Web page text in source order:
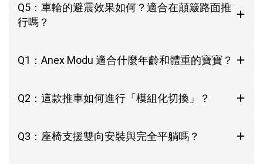
Q5：車輪的避震效果如何？適合在顛簸路面推
行嗎？
Q1：Anex Modu 適合什麼年齡和體重的寶寶？
Q2：這款推車如何進行「模組化切換」？
Q3：座椅支援雙向安裝與完全平躺嗎？